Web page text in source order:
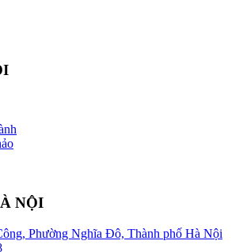
NỘI
Phường Nghĩa Đô, Thành phố Hà Nội